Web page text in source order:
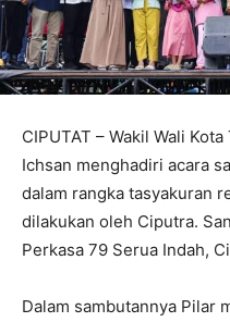
CIPUTAT – Wakil Wali
Ichsan menghadiri acara
dalam rangka tasyakuran
dilakukan oleh Ciputra.
Perkasa 79 Serua Indah,
Dalam sambutannya Pilar